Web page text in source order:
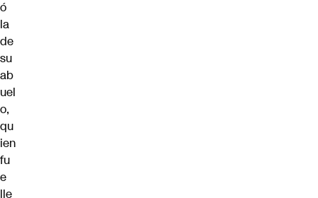
ó
la
de
su
ab
uel
o,
qu
ien
fu
e
lle